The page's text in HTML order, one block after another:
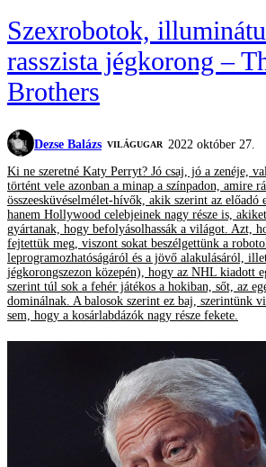
Szexrobotok,
rasszista jégkorong –
Brothers
Dezse Balázs VILÁGUGAR 2022 október 27.
Ki ne szeretné Katy Perryt? Jó csaj, jó a zenéje,
történt vele azonban a minap a színpadon, amire
összeesküvéselmélet-hívők, akik szerint az előadó
hanem Hollywood celebjeinek nagy része is,
gyártanak, hogy befolyásolhassák a világot. Azt,
fejtettük meg, viszont sokat beszélgettünk a
leprogramozhatóságáról és a jövő alakulásáról,
jégkorongszezon közepén), hogy az NHL kiadott
szerint túl sok a fehér játékos a hokiban, sőt, az
dominálnak. A balosok szerint ez baj, szerintünk
sem, hogy a kosárlabdázók nagy része fekete.